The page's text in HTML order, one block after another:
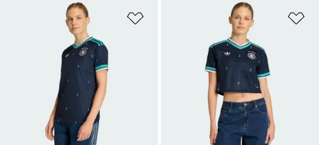
Dodaj do listy życzeń